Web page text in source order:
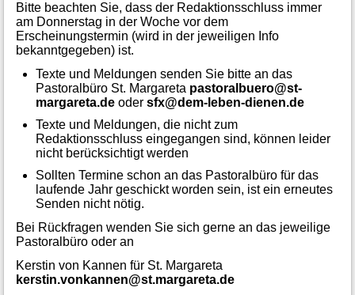
Bitte beachten Sie, dass der Redaktionsschluss immer
am Donnerstag in der Woche vor dem
Erscheinungstermin (wird in der jeweiligen Info
bekanntgegeben) ist.
Texte und Meldungen senden Sie bitte an das
Pastoralbüro St. Margareta pastoralbuero@st-
margareta.deoder sfx@dem-leben-dienen.de
Texte und Meldungen, die nicht zum
Redaktionsschluss eingegangen sind, können leider
nicht berücksichtigt werden
Sollten Termine schon an das Pastoralbüro für das
laufende Jahr geschickt worden sein, ist ein erneutes
Senden nicht nötig.
Bei Rückfragen wenden Sie sich gerne an das jeweilige
Pastoralbüro oder an
Kerstin von Kannen für St. Margareta
kerstin.vonkannen@st.margareta.de